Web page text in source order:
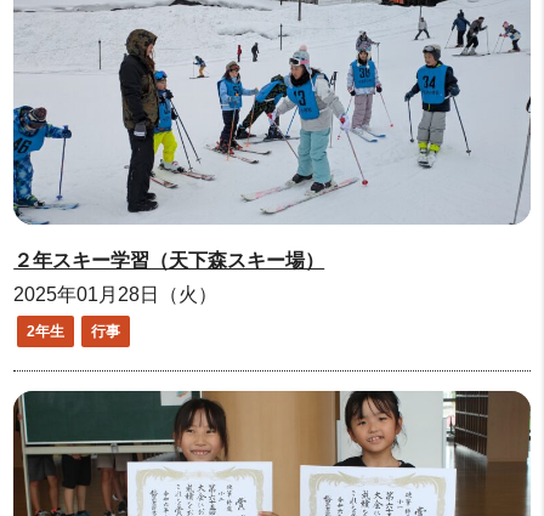
２年スキー学習（天下森スキー場）
2025年01月28日（火）
2年生 行事